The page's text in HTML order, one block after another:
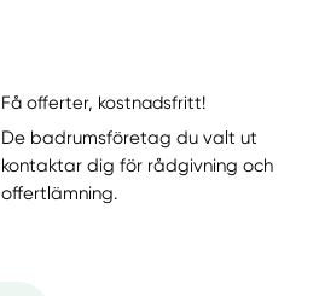
Få offerter, kostnadsfritt!
De badrumsföretag du valt ut
kontaktar dig för rådgivning och
offertlämning.